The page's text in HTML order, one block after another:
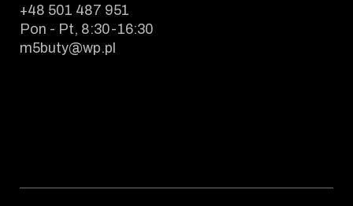
+48 501 487 951
Pon - Pt, 8:30-16:30
m5buty@wp.pl